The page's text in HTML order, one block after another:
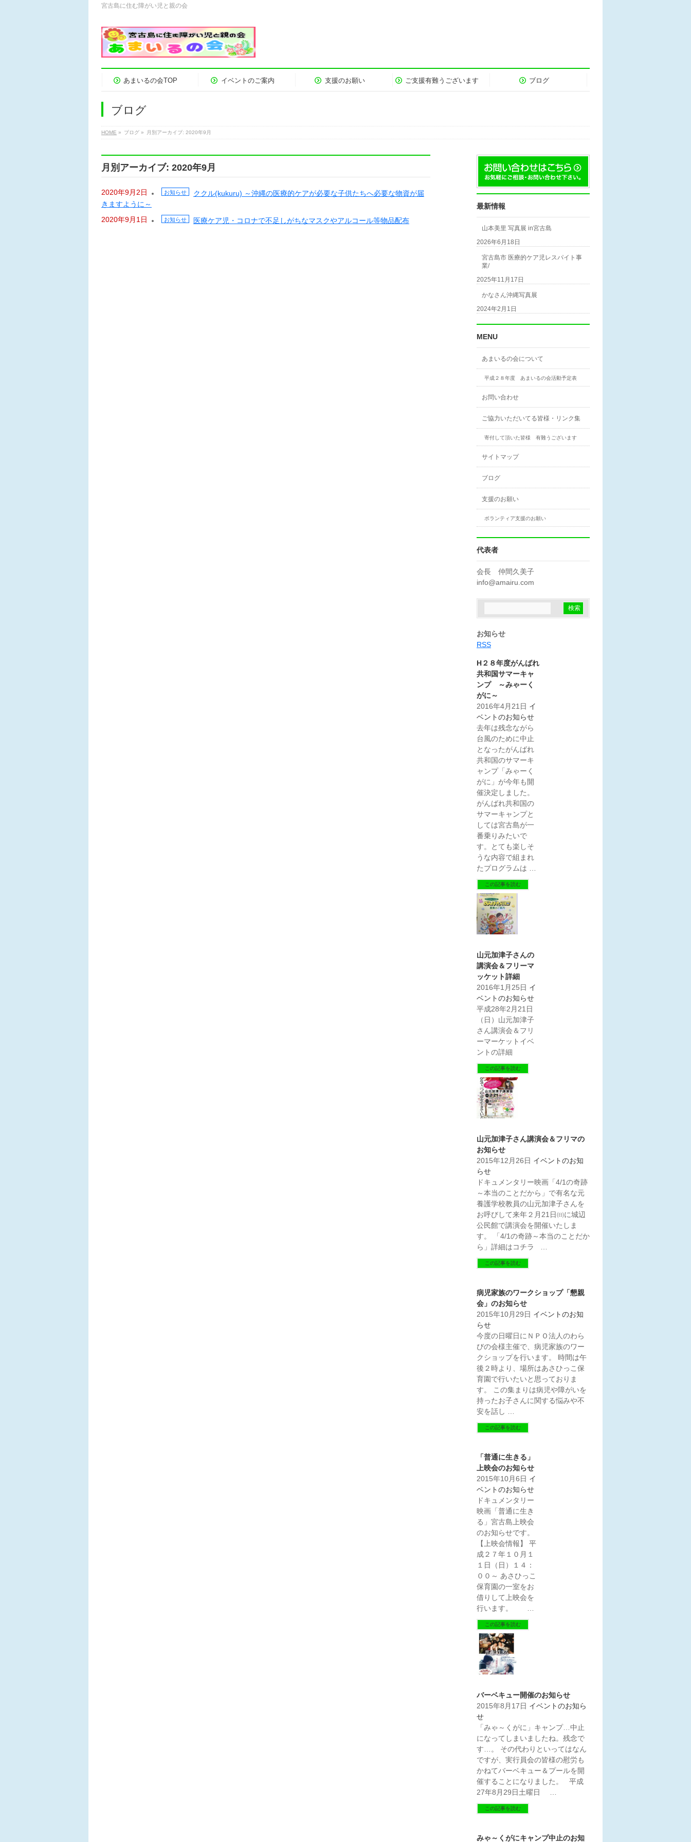
宮古島に住む障がい児と親の会
あまいるの会TOP イベントのご案内 支援のお願い ご支援有難うございます ブログ
ブログ
HOME » ブログ » 月別アーカイブ: 2020年9月
月別アーカイブ: 2020年9月
2020年9月2日 お知らせ
ククル(kukuru) ～沖縄の医療的ケアが必要な子供たちへ必要な物資が届
きますように～
2020年9月1日
お知らせ 医療ケア児・コロナで不足しがちなマスクやアルコール等物品配布
最新情報
山本美里 写真展 in宮古島
2026年6月18日
宮古島市 医療的ケア児レスパイト事
業/
2025年11月17日
かなさん沖縄写真展
2024年2月1日
MENU
あまいるの会について
平成２８年度 あまいるの会活動予定表
お問い合わせ
ご協力いただいてる皆様・リンク集
寄付して頂いた皆様 有難うございます
サイトマップ
ブログ
支援のお願い
ボランティア支援のお願い
代表者
会長 仲間久美子
info@amairu.com
お知らせ
RSS
H２８年度がんばれ
共和国サマーキャ
ンプ ～みゃーく
がに～
2016年4月21日 イ
ベントのお知らせ
去年は残念ながら
台風のために中止
となったがんばれ
共和国のサマーキ
ャンプ「みゃーく
がに」が今年も開
催決定しました。
がんばれ共和国の
サマーキャンプと
しては宮古島が一
番乗りみたいで
す。とても楽しそ
うな内容で組まれ
たプログラムは …
この記事を読む
山元加津子さんの
講演会＆フリーマ
ッケット詳細
2016年1月25日 イ
ベントのお知らせ
平成28年2月21日
（日）山元加津子
さん講演会＆フリ
ーマーケットイベ
ントの詳細
この記事を読む
山元加津子さん講演会＆フリマの
お知らせ
2015年12月26日 イベントのお知
らせ
ドキュメンタリー映画「4/1の奇跡
～本当のことだから」で有名な元
養護学校教員の山元加津子さんを
お呼びして来年２月21日㈰に城辺
公民館で講演会を開催いたしま
す。 「4/1の奇跡～本当のことだか
ら」詳細はコチラ …
この記事を読む
病児家族のワークショップ「懇親
会」のお知らせ
2015年10月29日 イベントのお知
らせ
今度の日曜日にＮＰＯ法人のわら
びの会様主催で、病児家族のワー
クショップを行います。 時間は午
後２時より、場所はあさひっこ保
育園で行いたいと思っておりま
す。 この集まりは病児や障がいを
持ったお子さんに関する悩みや不
安を話し …
この記事を読む
「普通に生きる」
上映会のお知らせ
2015年10月6日 イ
ベントのお知らせ
ドキュメンタリー
映画「普通に生き
る」宮古島上映会
のお知らせです。
【上映会情報】 平
成２７年１０月１
１日（日）１４：
００～ あさひっこ
保育園の一室をお
借りして上映会を
行います。 …
この記事を読む
バーベキュー開催のお知らせ
2015年8月17日 イベントのお知ら
せ
「みゃ～くがに」キャンプ…中止
になってしまいましたね。残念で
す…。 その代わりといってはなん
ですが、実行員会の皆様の慰労も
かねてバーベキュー＆プールを開
催することになりました。 平成
27年8月29日土曜日 …
この記事を読む
みゃ～くがにキャンプ中止のお知